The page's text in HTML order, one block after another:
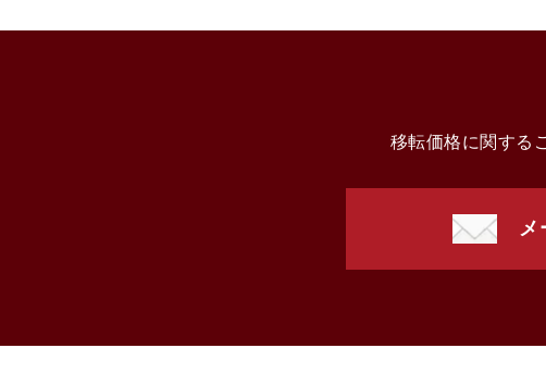
移転価格に関する
メ